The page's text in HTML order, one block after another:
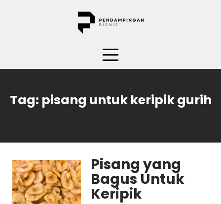
Tag: pisang untuk keripik gurih
Pisang yang
Bagus Untuk
Keripik